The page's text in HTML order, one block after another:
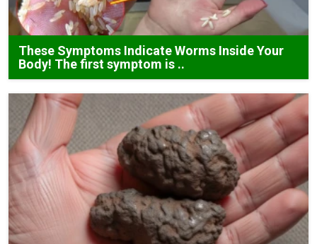
These Symptoms Indicate Worms Inside Your
Body! The first symptom is ..